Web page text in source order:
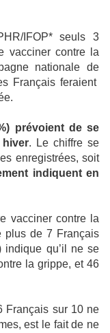
IFOP* seuls 3
vacciner contre la
nationale de
Français feraient
prévoient de se
. Le chiffre se
enregistrées, soit
indiquent en
vacciner contre la
plus de 7 Français
indique qu’il ne se
la grippe, et 46
Français sur 10 ne
est le fait de ne